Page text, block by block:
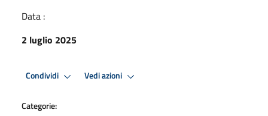
Data :
2 luglio 2025
Condividi Vedi azioni
Categorie: